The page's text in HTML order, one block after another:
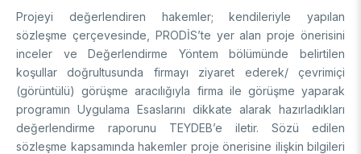
Projeyi değerlendiren hakemler; kendileriyle yapılan
sözleşme çerçevesinde, PRODİS’te yer alan proje önerisini
inceler veDeğerlendirme Yöntem bölümünde belirtilen
koşullar doğrultusunda firmayı ziyaret ederek/ çevrimiçi
(görüntülü) görüşme aracılığıyla firma ile görüşme yaparak
programın Uygulama Esaslarını dikkate alarak hazırladıkları
değerlendirme raporunu TEYDEB’e iletir. Sözü edilen
sözleşme kapsamında hakemler proje önerisine ilişkin bilgileri